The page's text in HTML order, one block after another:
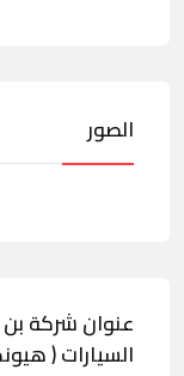
الصور
عنوان شركة بن
السيارات (